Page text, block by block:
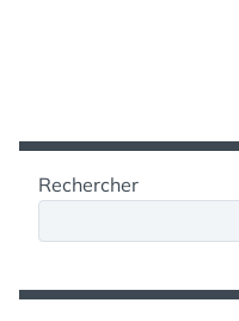
Rechercher